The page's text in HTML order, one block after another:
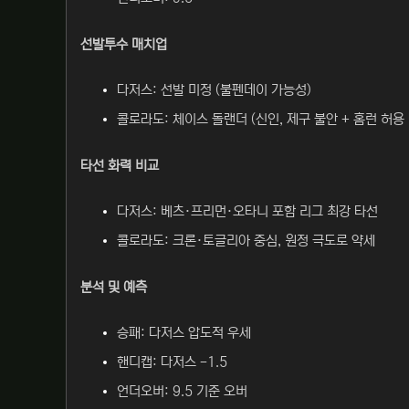
선발투수 매치업
다저스: 선발 미정 (불펜데이 가능성)
콜로라도: 체이스 돌랜더 (신인, 제구 불안 + 홈런 허용
타선 화력 비교
다저스: 베츠·프리먼·오타니 포함 리그 최강 타선
콜로라도: 크론·토글리아 중심, 원정 극도로 약세
분석 및 예측
승패: 다저스 압도적 우세
핸디캡: 다저스 -1.5
언더오버: 9.5 기준 오버